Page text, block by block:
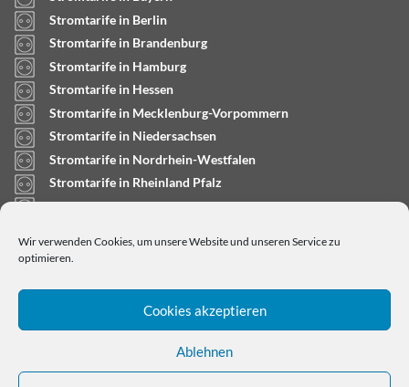
Wir verwenden Cookies, um unsere Website und unseren Service zu
optimieren.
Cookies akzeptieren
Ablehnen
Stromtarife in Berlin
Stromtarife in Brandenburg
Stromtarife in Hamburg
Stromtarife in Hessen
Stromtarife in Mecklenburg-Vorpommern
Stromtarife in Niedersachsen
Stromtarife in Nordrhein-Westfalen
Stromtarife in Rheinland Pfalz
Stromtarife in Saarland
Stromtarife in Schleswig-Holstein